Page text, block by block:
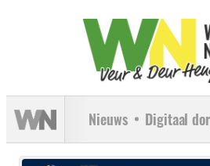
Nieuws Digitaal